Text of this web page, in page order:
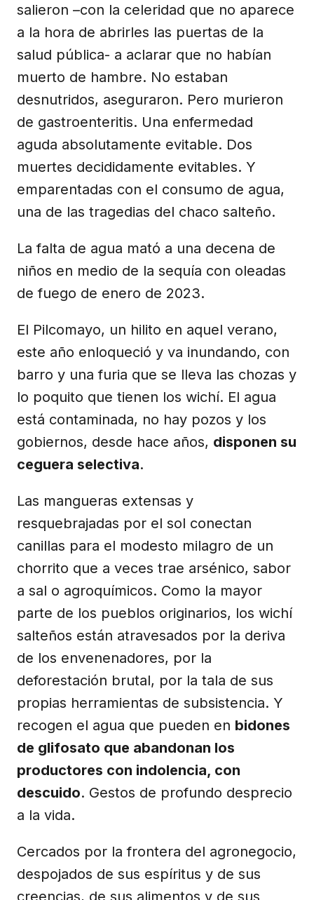
salieron –con la celeridad que no aparece
a la hora de abrirles las puertas de la
salud pública- a aclarar que no habían
muerto de hambre. No estaban
desnutridos, aseguraron. Pero murieron
de gastroenteritis. Una enfermedad
aguda absolutamente evitable. Dos
muertes decididamente evitables. Y
emparentadas con el consumo de agua,
una de las tragedias del chaco salteño.
La falta de agua mató a una decena de
niños en medio de la sequía con oleadas
de fuego de enero de 2023.
El Pilcomayo, un hilito en aquel verano,
este año enloqueció y va inundando, con
barro y una furia que se lleva las chozas y
lo poquito que tienen los wichí. El agua
está contaminada, no hay pozos y los
gobiernos, desde hace años, disponen su
ceguera selectiva.
Las mangueras extensas y
resquebrajadas por el sol conectan
canillas para el modesto milagro de un
chorrito que a veces trae arsénico, sabor
a sal o agroquímicos. Como la mayor
parte de los pueblos originarios, los wichí
salteños están atravesados por la deriva
de los envenenadores, por la
deforestación brutal, por la tala de sus
propias herramientas de subsistencia. Y
recogen el agua que pueden en bidones
de glifosato que abandonan los
productores con indolencia, con
descuido. Gestos de profundo desprecio
a la vida.
Cercados por la frontera del agronegocio,
despojados de sus espíritus y de sus
creencias, de sus alimentos y de sus